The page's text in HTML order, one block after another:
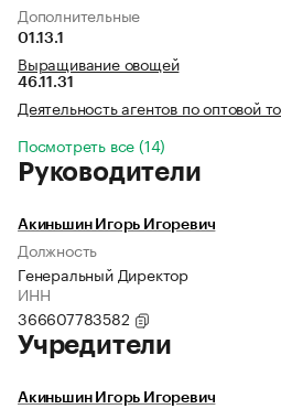
Дополнительные
01.13.1
Выращивание овощей
46.11.31
Деятельность агентов по оптовой
Посмотреть все (14)
Руководители
Акиньшин Игорь Игоревич
Должность
Генеральный Директор
ИНН
366607783582
Учредители
Акиньшин Игорь Игоревич